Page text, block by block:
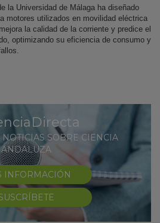
la Universidad de Málaga ha diseñado
motores utilizados en movilidad eléctrica
la calidad de la corriente y predice el
optimizando su eficiencia de consumo y
SOBRE CIENCIA
ANDALUZA
INFORMACIÓN